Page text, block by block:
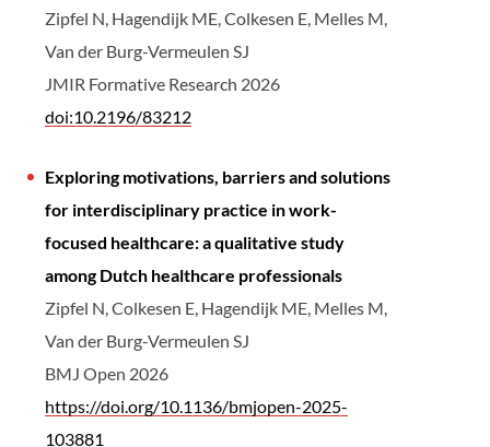
Zipfel N, Hagendijk ME, Colkesen E, Melles M,
Van der Burg-Vermeulen SJ
JMIR Formative Research 2026
doi:10.2196/83212
Exploring motivations, barriers and solutions
for interdisciplinary practice in work-
focused healthcare: a qualitative study
among Dutch healthcare professionals
Zipfel N, Colkesen E, Hagendijk ME, Melles M,
Van der Burg-Vermeulen SJ
BMJ Open 2026
https://doi.org/10.1136/bmjopen-2025-
103881